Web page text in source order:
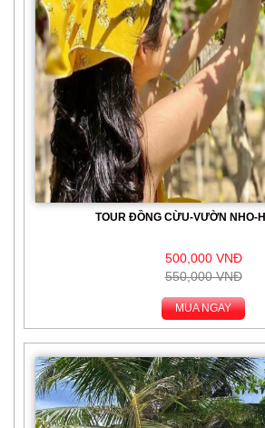
TOUR ĐỒNG CỪU-VƯỜN NHO-
500,000 VNĐ
550,000 VNĐ
MUA NGAY